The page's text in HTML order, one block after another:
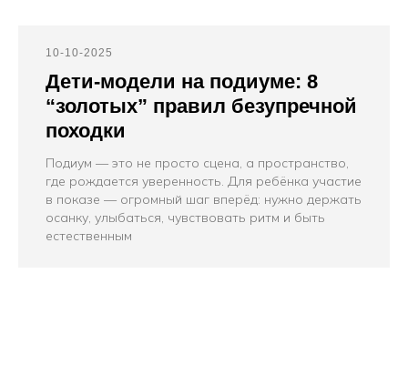
10-10-2025
Дети-модели на подиуме: 8
“золотых” правил безупречной
походки
Подиум — это не просто сцена, а пространство,
где рождается уверенность. Для ребёнка участие
в показе — огромный шаг вперёд: нужно держать
осанку, улыбаться, чувствовать ритм и быть
естественным